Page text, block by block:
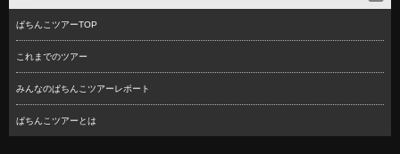
ぱちんこツアーTOP
これまでのツアー
みんなのぱちんこツアーレポート
ぱちんこツアーとは